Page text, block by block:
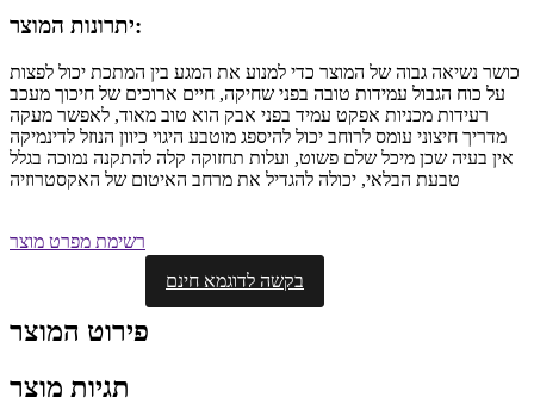
יתרונות המוצר:
כושר נשיאה גבוה של המוצר כדי למנוע את המגע בין המתכת יכול לפצות
על כוח הגבול עמידות טובה בפני שחיקה, חיים ארוכים של חיכוך מעכב
רעידות מכניות אפקט עמיד בפני אבק הוא טוב מאוד, לאפשר מעקה
מדריך חיצוני עומס לרוחב יכול להיספג מוטבע היגוי כיוון הנוזל לדינמיקה
אין בעיה שכן מיכל שלם פשוט, ועלות תחזוקה קלה להתקנה נמוכה בגלל
טבעת הבלאי, יכולה להגדיל את מרחב האיטום של האקסטרוזיה
רשימת מפרט מוצר
בקשה לדוגמא חינם
פירוט המוצר
תגיות מוצר